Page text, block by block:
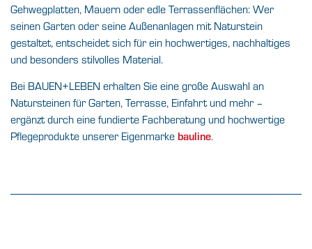
FINDEN SIE IHREN BAUFACHHANDEL VOR
ORT
Gehwegplatten, Mauern oder edle Terrassenflächen: Wer
seinen Garten oder seine Außenanlagen mit Naturstein
gestaltet, entscheidet sich für ein hochwertiges, nachhaltiges
und besonders stilvolles Material.
Bei BAUEN+LEBEN erhalten Sie eine große Auswahl an
Natursteinen für Garten, Terrasse, Einfahrt und mehr –
ergänzt durch eine fundierte Fachberatung und hochwertige
Pflegeprodukte unserer Eigenmarkebauline.